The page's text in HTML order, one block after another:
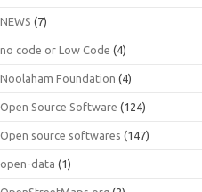
NEWS (7)
no code or Low Code (4)
Noolaham Foundation (4)
Open Source Software (124)
Open source softwares (147)
open-data (1)